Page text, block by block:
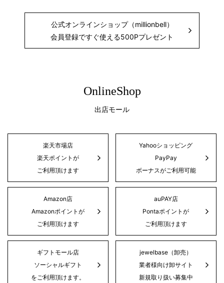
公式オンラインショップ（millionbell）
会員登録ですぐ使える500Pプレゼント
OnlineShop
出店モール
楽天市場店
楽天ポイントが
ご利用頂けます
Yahooショッピング
PayPay
ボーナスがご利用可能
Amazon店
Amazonポイントが
ご利用頂けます
auPAY店
Pontaポイントが
ご利用頂けます
ギフトモール店
ソーシャルギフト
をご利用頂けます。
jewelbase（卸売）
業者様向け卸サイト
新規取り扱い募集中